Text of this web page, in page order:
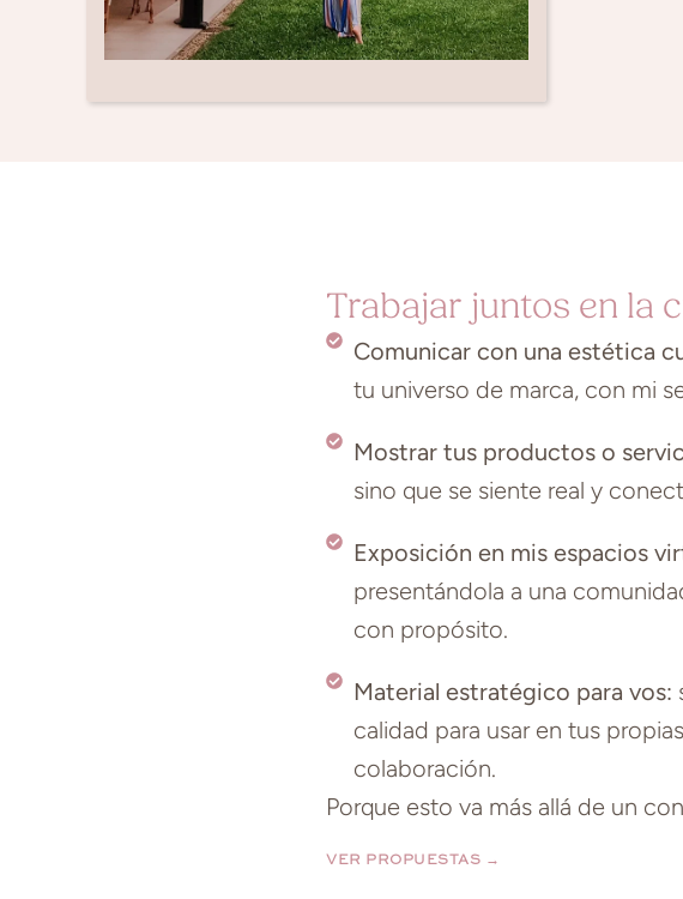
Trabajar juntos en la
Comunicar con una estética
tu universo de marca, con mi
Mostrar tus productos o
sino que se siente real y
Exposición en mis espacios
presentándola a una
con propósito.
Material estratégico para vos:
calidad para usar en tus
colaboración.
Porque esto va más allá de un
VER PROPUESTAS →